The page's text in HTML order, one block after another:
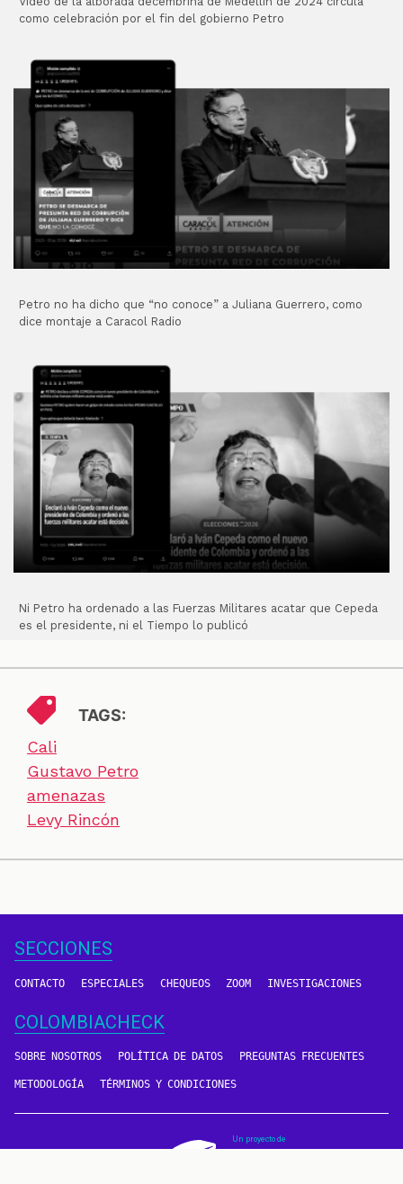
como celebración por el fin del gobierno Petro
Petro no ha dicho que “no conoce” a Juliana Guerrero, como
dice montaje a Caracol Radio
Ni Petro ha ordenado a las Fuerzas Militares acatar que Cepeda
es el presidente, ni el Tiempo lo publicó
TAGS:
Cali
Gustavo Petro
amenazas
Levy Rincón
SECCIONES
CONTACTO ESPECIALES CHEQUEOS ZOOM INVESTIGACIONES
COLOMBIACHECK
SOBRE NOSOTROS POLÍTICA DE DATOS PREGUNTAS FRECUENTES
METODOLOGÍA TÉRMINOS Y CONDICIONES
Un proyecto de